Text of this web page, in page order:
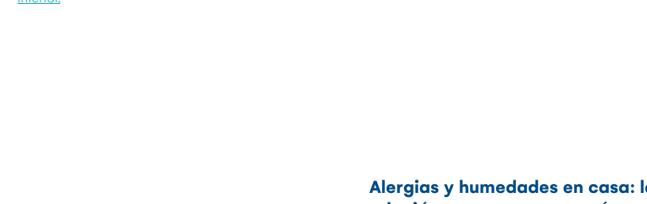
Alergias y humedades en casa: